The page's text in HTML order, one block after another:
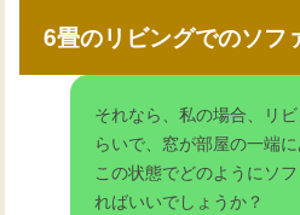
6畳のリビングでのソフ
それなら、私の場合、リ
らいで、窓が部屋の一端に
この状態でどのようにソ
ればいいでしょうか？